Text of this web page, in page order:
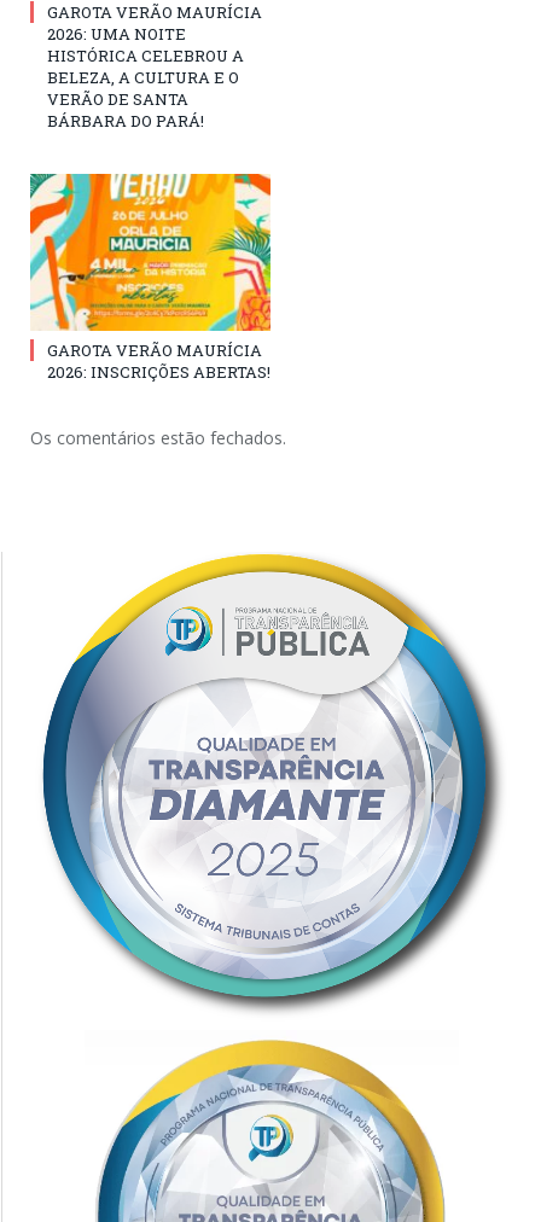
GAROTA VERÃO MAURÍCIA
2026: UMA NOITE
HISTÓRICA CELEBROU A
BELEZA, A CULTURA E O
VERÃO DE SANTA
BÁRBARA DO PARÁ!
GAROTA VERÃO MAURÍCIA
2026: INSCRIÇÕES ABERTAS!
Os comentários estão fechados.